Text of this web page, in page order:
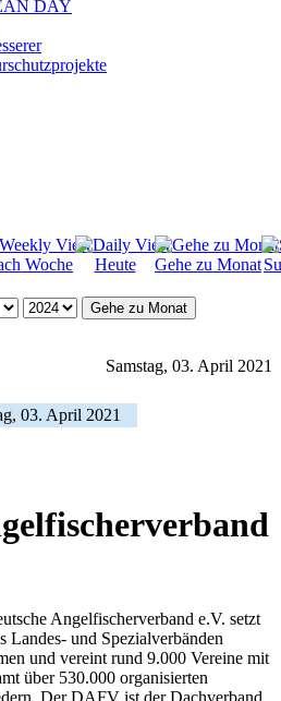
DAY
Woche Heute Gehe zu Monat
Gehe zu Monat
Samstag, 03. April 2021
03. April 2021
Angelfischerverband e.V. setzt
Landes- und Spezialverbänden
und vereint rund 9.000 Vereine mit
über 530.000 organisierten
Der DAFV ist der Dachverband